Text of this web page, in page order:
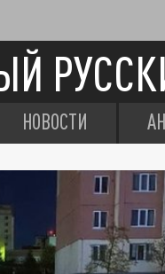
НОВОСТИ